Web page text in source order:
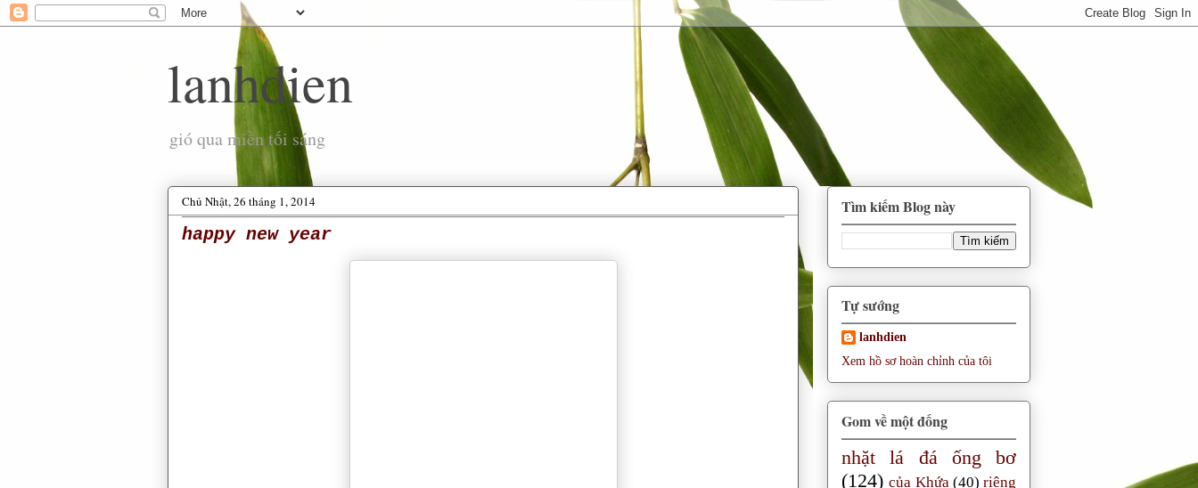
lanhdien
gió qua miền tối sáng
Chủ Nhật, 26 tháng 1, 2014
happy new year
Tìm kiếm Blog này
Tự sướng
lanhdien
Xem hồ sơ hoàn chỉnh của tôi
Gom về một đống
nhặt lá đá ống bơ
(124) của Khứa (40) riêng